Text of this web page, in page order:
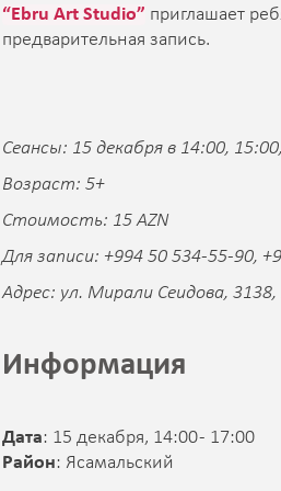
“Ebru Art Studio” приглашает
предварительная запись.
Сеансы: 15 декабря в 14:00,
Возраст: 5+
Стоимость: 15 AZN
Для записи: +994 50 534-55-90,
Адрес: ул. Мирали Сеидова,
Информация
Дата: 15 декабря, 14:00 - 17:00
Район: Ясамальский